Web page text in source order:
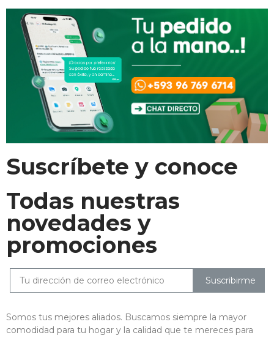
Suscríbete y conoce
Todas nuestras
novedades y
promociones
Suscribirme
Somos tus mejores aliados. Buscamos siempre la mayor
comodidad para tu hogar y la calidad que te mereces para